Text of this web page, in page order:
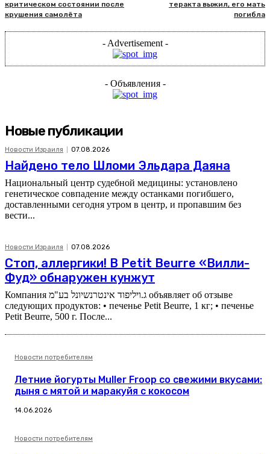
критическом состоянии после
крушения самолёта
теракта выжил, его мать
погибла
- Advertisement -
- Объявления -
Новые публикации
Новости Израиля 07.08.2026
Найдено тело Шломи Эльдара Даяна
Национальный центр судебной медицины: установлено
генетическое совпадение между останками погибшего,
доставленными сегодня утром в центр, и пропавшим без
вести...
Новости Израиля 07.08.2026
Стоп, аллергики! В Petit Beurre «Вилли-
Фуд» обнаружен кунжут
Компания ג.ויליפוד אינטרנשיונל בע"מ объявляет об отзыве
следующих продуктов: • печенье Petit Beurre, 1 кг; • печенье
Petit Beurre, 500 г. После...
Новости потребителям
Летние йогурты Muller Froop со свежими вкусами:
дыня с мятой и маракуйя с кокосом
14.06.2026
Новости потребителям